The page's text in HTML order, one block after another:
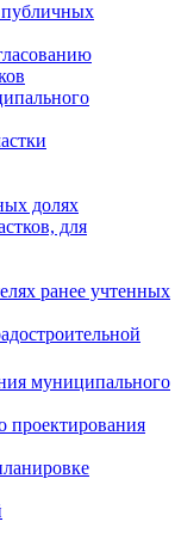
долях
для
ранее учтенных
муниципального
проектирования